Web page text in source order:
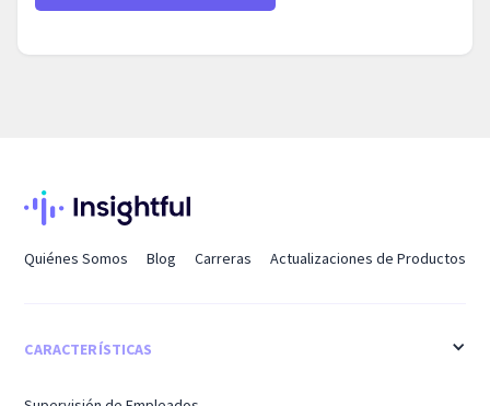
Quiénes Somos Blog Carreras Actualizaciones de Productos
CARACTERÍSTICAS